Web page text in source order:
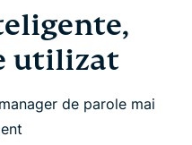
utilizat
de parole mai